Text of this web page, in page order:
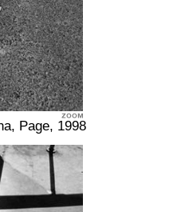
Page, 1998